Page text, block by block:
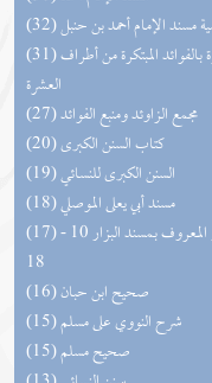
مسند الإمام أحمد بن حنبل
(31) إتحاف المهرة بالفوائد المبتكرة من أطراف
العشرة
(27) مجمع الزاوئد ومنبع الفوائد
(20) كتاب السنن الكبرى
(19) السنن الكبرى للنسائي
(18) مسند أبي يعلى الموصلي
(17) البحر الزخار المعروف بمسند البزار 10 -
18
(16) صحيح ابن حبان
(15) شرح النووي على مسلم
(15) صحيح مسلم